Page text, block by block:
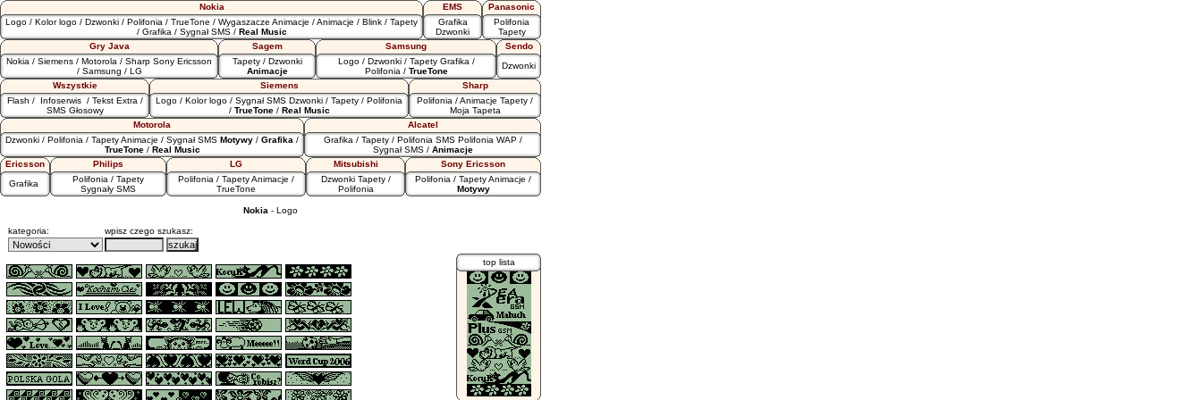
Nokia EMS
Panasonic
Logo / Kolor logo / Dzwonki / Polifonia / TrueTone / Wygaszacze Animacje /Animacje / Blink / Tapety
/ Grafika / Sygnał SMS/ Real Music
Grafika
Dzwonki
Polifonia
Tapety
Gry Java
Sagem Samsung
Sendo
Nokia / Siemens / Motorola / Sharp Sony Ericsson
/ Samsung / LG
Tapety/ Dzwonki
Animacje
Logo/ Dzwonki/ Tapety Grafika /
Polifonia / TrueTone
Dzwonki
Wszystkie
Siemens
Sharp
Flash / Infoserwis / Tekst Extra /
SMS Głosowy
Logo / Kolor logo / Sygnał SMS Dzwonki / Tapety / Polifonia
/ TrueTone/ Real Music
Polifonia /Animacje Tapety /
Moja Tapeta
Motorola
Alcatel
Dzwonki / Polifonia / TapetyAnimacje / Sygnał SMS Motywy / Grafika /
TrueTone/ Real Music
Grafika / Tapety/ Polifonia SMS Polifonia WAP/
Sygnał SMS/ Animacje
Ericsson
Philips LG Mitsubishi
Sony Ericsson
Grafika
Polifonia / Tapety
Sygnały SMS
Polifonia / TapetyAnimacje /
TrueTone
Dzwonki Tapety/
Polifonia
Polifonia / TapetyAnimacje /
Motywy
Nokia - Logo
kategoria: wpisz czego szukasz:
top lista